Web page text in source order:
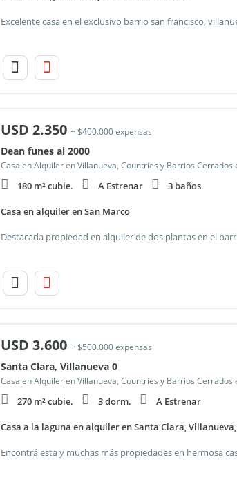
USD 2.350 + $400.000 expensas
Dean funes al 2000
Casa en Alquiler en Villanueva, Countries y Barrios Cerrados
180 m² cubie. A Estrenar 3 baños
Casa en alquiler en San Marco
USD 3.600 + $500.000 expensas
Santa Clara, Villanueva 0
Casa en Alquiler en Villanueva, Countries y Barrios Cerrados
270 m² cubie. 3 dorm. A Estrenar
Casa a la laguna en alquiler en Santa Clara,